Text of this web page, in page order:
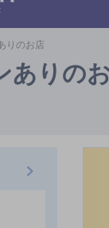
りのお店
ありの